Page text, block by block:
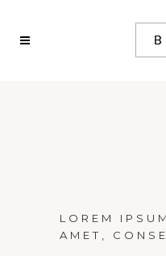
LOREM
AMET,